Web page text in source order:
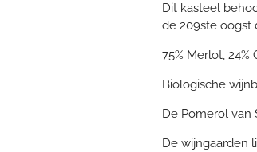
Dit kasteel
de 209ste oogst
75% Merlot, 24%
Biologische
De Pomerol van
De wijngaarden